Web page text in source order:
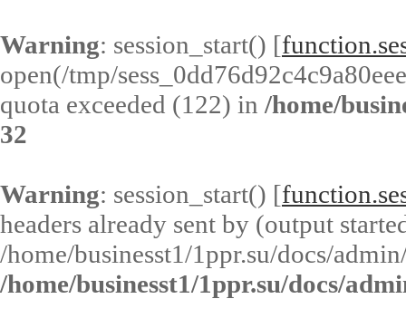
Warning: session_start() [
open(/tmp/
quota exceeded (122) in /home/
32
Warning: session_start() [
headers already sent by (output
/home/businesst1/1ppr.su/docs/
/home/businesst1/1ppr.su/docs/